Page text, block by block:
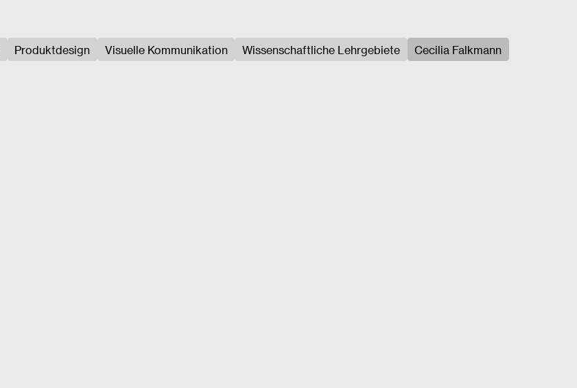
Produktdesign Visuelle Kommunikation Wissenschaftliche Lehrgebiete Cecilia Falkmann